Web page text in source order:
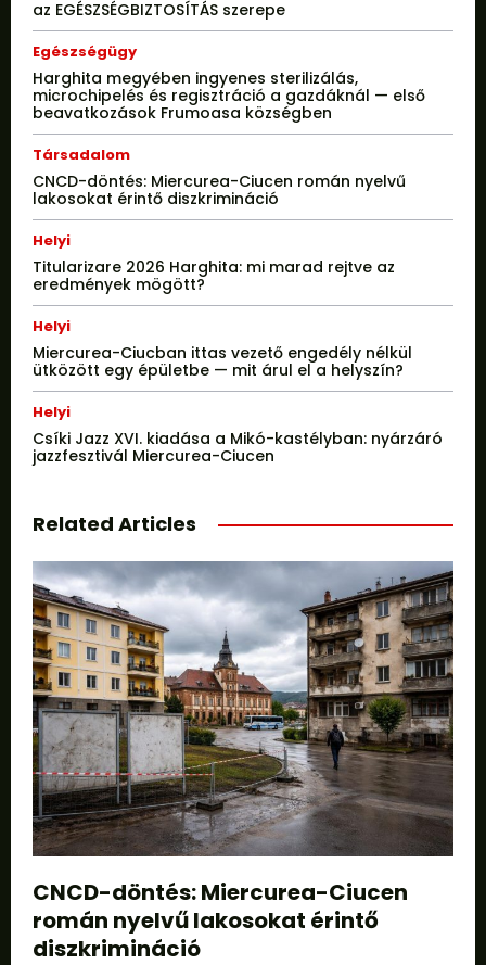
az EGÉSZSÉGBIZTOSÍTÁS szerepe
Egészségügy
Harghita megyében ingyenes sterilizálás,
microchipelés és regisztráció a gazdáknál — első
beavatkozások Frumoasa községben
Társadalom
CNCD-döntés: Miercurea-Ciucen román nyelvű
lakosokat érintő diszkrimináció
Helyi
Titularizare 2026 Harghita: mi marad rejtve az
eredmények mögött?
Helyi
Miercurea-Ciucban ittas vezető engedély nélkül
ütközött egy épületbe — mit árul el a helyszín?
Helyi
Csíki Jazz XVI. kiadása a Mikó-kastélyban: nyárzáró
jazzfesztivál Miercurea-Ciucen
Related Articles
CNCD-döntés: Miercurea-Ciucen
román nyelvű lakosokat érintő
diszkrimináció